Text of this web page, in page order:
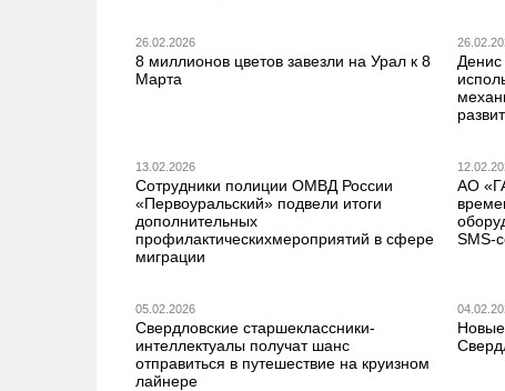
26.02.2026
8 миллионов цветов завезли на Урал к 8
Марта
Денис
13.02.2026
Сотрудники полиции ОМВД России
«Первоуральский» подвели итоги
дополнительных
профилактическихмероприятий в сфере
миграции
АО
SMS-
05.02.2026
Свердловские старшеклассники-
интеллектуалы получат шанс
отправиться в путешествие на круизном
лайнере